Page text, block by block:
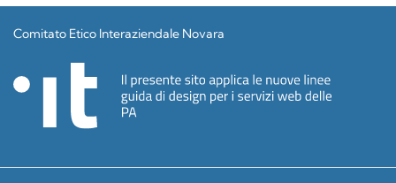
Comitato Etico Interaziendale Novara